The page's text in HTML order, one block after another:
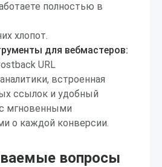
полностью в
хлопот.
для вебмастеров:
URL
встроенная
ссылок и удобный
мгновенными
о каждой конверсии.
вопросы